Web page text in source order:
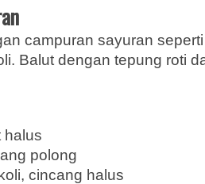
campuran sayuran
Balut dengan tepung roti
halus
polong
cincang halus